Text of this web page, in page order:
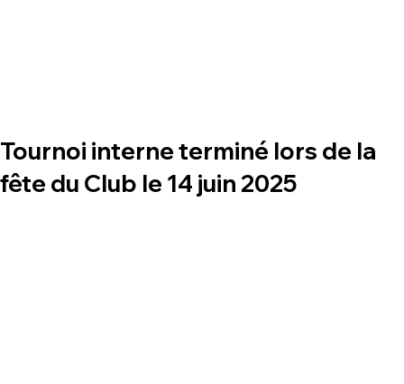
Tournoi interne terminé lors de la
fête du Club le 14 juin 2025